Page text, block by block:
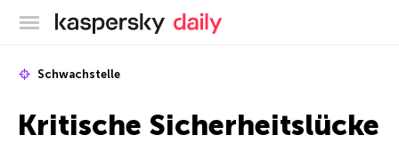
Offizieller Blog von Kaspersky
Schwachstelle
Kritische Sicherheitslücke